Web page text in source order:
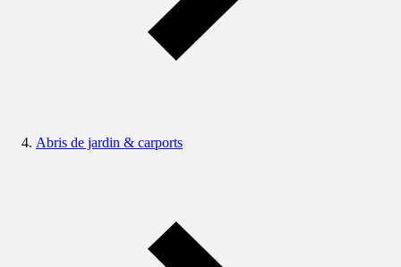
Abris de jardin & carports